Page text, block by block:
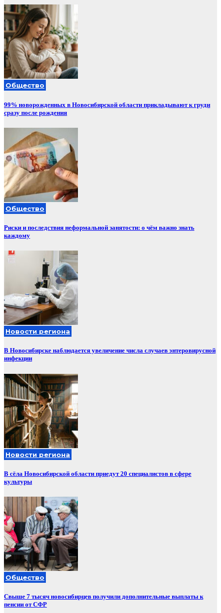
Общество
99% новорожденных в Новосибирской области прикладывают к груди
сразу после рождения
Общество
Риски и последствия неформальной занятости: о чём важно знать
каждому
Новости региона
В Новосибирске наблюдается увеличение числа случаев энтеровирусной
инфекции
Новости региона
В сёла Новосибирской области приедут 20 специалистов в сфере
культуры
Общество
Свыше 7 тысяч новосибирцев получили дополнительные выплаты к
пенсии от СФР